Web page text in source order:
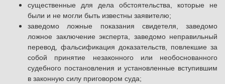
существенные для дела обстоятельства, которые не
были и не могли быть известны заявителю;
заведомо ложные показания свидетеля, заведомо
ложное заключение эксперта, заведомо неправильный
перевод, фальсификация доказательств, повлекшие за
собой принятие незаконного или необоснованного
судебного постановления и установленные вступившим
в законную силу приговором суда;